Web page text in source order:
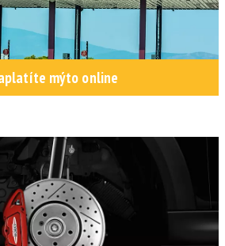
mýto online